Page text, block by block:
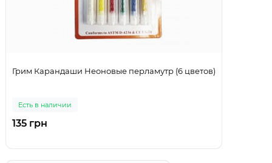
Грим Карандаши Неоновые перламутр (6 цветов)
Есть в наличии
135 грн